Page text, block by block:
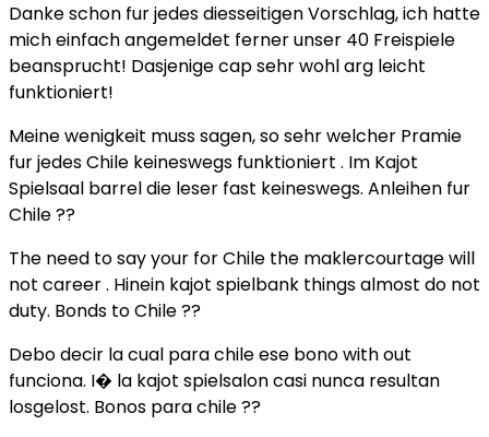
Danke schon fur jedes diesseitigen Vorschlag, ich hatte
mich einfach angemeldet ferner unser 40 Freispiele
beansprucht! Dasjenige cap sehr wohl arg leicht
funktioniert!
Meine wenigkeit muss sagen, so sehr welcher Pramie
fur jedes Chile keineswegs funktioniert . Im Kajot
Spielsaal barrel die leser fast keineswegs. Anleihen fur
Chile ??
The need to say your for Chile the maklercourtage will
not career . Hinein kajot spielbank things almost do not
duty. Bonds to Chile ??
Debo decir la cual para chile ese bono with out
funciona. I� la kajot spielsalon casi nunca resultan
losgelost. Bonos para chile ??